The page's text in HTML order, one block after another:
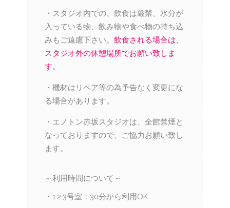
・スタジオ内での、飲食は厳禁、水分が
入っている物、飲み物や食べ物の持ち込
みもご遠慮下さい。 飲食される場合は、
スタジオ外の休憩場所でお願い致しま
す。
・機材はリペア等の為予告なく変更にな
る場合があります。
・エノトン赤坂スタジオは、全館禁煙と
なっておりますので、ご協力お願い致し
ます。
～利用時間について～
・1.2.3号室：30分から利用OK